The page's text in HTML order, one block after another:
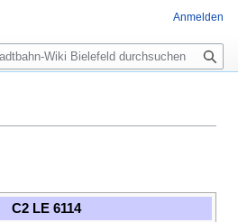
C2 LE 6114
Anmelden